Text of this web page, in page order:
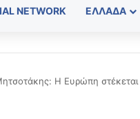
NETWORK ΕΛΛΆΔΑ
Η Ευρώπη